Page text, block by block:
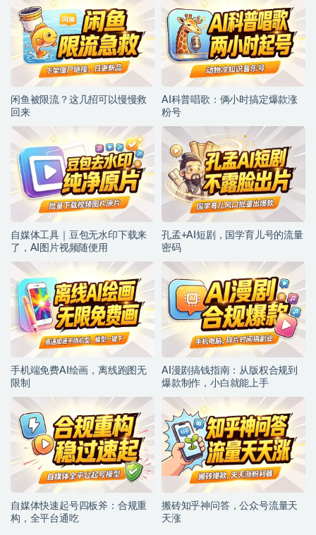
闲鱼被限流？这几招可以慢慢救
回来
AI科普唱歌：俩小时搞定爆款涨
粉号
自媒体工具｜豆包无水印下载来
了，AI图片视频随便用
孔孟+AI短剧，国学育儿号的流量
密码
手机端免费AI绘画，离线跑图无
限制
AI漫剧搞钱指南：从版权合规到
爆款制作，小白就能上手
自媒体快速起号四板斧：合规重
构，全平台通吃
搬砖知乎神问答，公众号流量天
天涨